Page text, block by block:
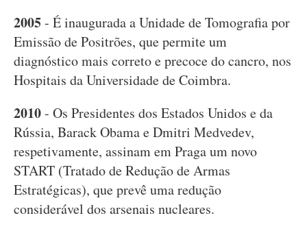
2005- É inaugurada a Unidade de Tomografia por
Emissão de Positrões, que permite um
diagnóstico mais correto e precoce do cancro, nos
Hospitais da Universidade de Coimbra.
2010- Os Presidentes dos Estados Unidos e da
Rússia, Barack Obama e Dmitri Medvedev,
respetivamente, assinam em Praga um novo
START (Tratado de Redução de Armas
Estratégicas), que prevê uma redução
considerável dos arsenais nucleares.